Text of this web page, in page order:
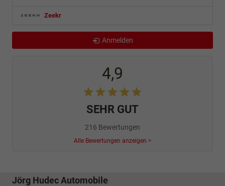
Zeekr
Anmelden
4,9
SEHR GUT
216 Bewertungen
Alle Bewertungen anzeigen >
Jörg Hudec Automobile